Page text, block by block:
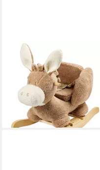
NATTOU
Schaukeltier Esel - Beige, für
Kinder ab 10 Monaten mit
Sicherheitsgurt und
Holzgestell
114,99 €
lieferbar - in 3-4 Werktagen bei dir